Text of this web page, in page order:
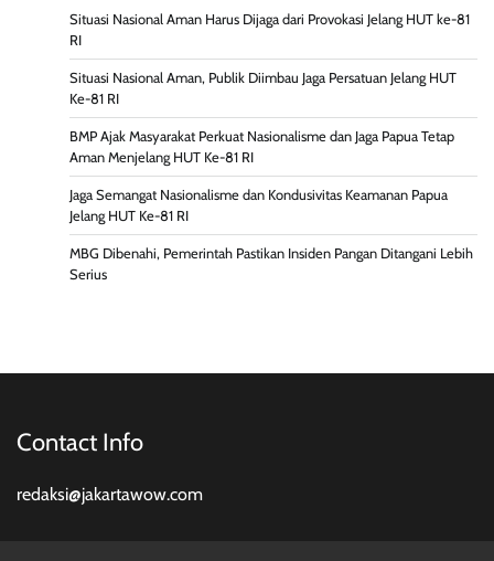
Situasi Nasional Aman Harus Dijaga dari Provokasi Jelang HUT ke-81
RI
Situasi Nasional Aman, Publik Diimbau Jaga Persatuan Jelang HUT
Ke-81 RI
BMP Ajak Masyarakat Perkuat Nasionalisme dan Jaga Papua Tetap
Aman Menjelang HUT Ke-81 RI
Jaga Semangat Nasionalisme dan Kondusivitas Keamanan Papua
Jelang HUT Ke-81 RI
MBG Dibenahi, Pemerintah Pastikan Insiden Pangan Ditangani Lebih
Serius
Contact Info
redaksi@jakartawow.com